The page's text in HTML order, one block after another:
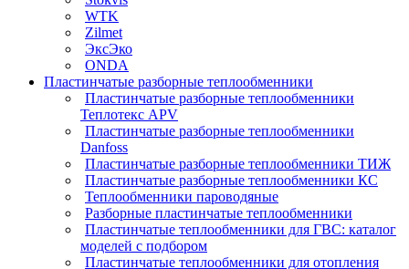
WTK
Zilmet
ЭксЭко
ONDA
Пластинчатые разборные теплообменники
Пластинчатые разборные теплообменники
Теплотекс APV
Пластинчатые разборные теплообменники
Danfoss
Пластинчатые разборные теплообменники ТИЖ
Пластинчатые разборные теплообменники КC
Теплообменники пароводяные
Разборные пластинчатые теплообменники
Пластинчатые теплообменники для ГВС: каталог
моделей с подбором
Пластинчатые теплообменники для отопления